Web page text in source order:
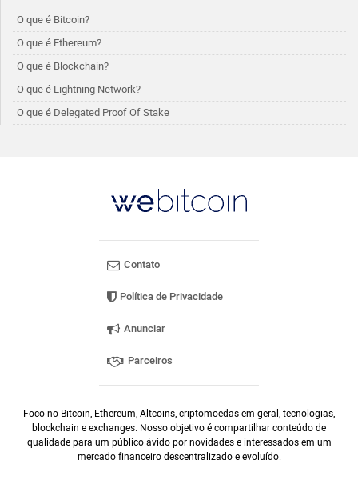
O que é Bitcoin?
O que é Ethereum?
O que é Blockchain?
O que é Lightning Network?
O que é Delegated Proof Of Stake
Contato
Política de Privacidade
Anunciar
Parceiros
Foco no Bitcoin, Ethereum, Altcoins, criptomoedas em geral, tecnologias,
blockchain e exchanges. Nosso objetivo é compartilhar conteúdo de
qualidade para um público ávido por novidades e interessados em um
mercado financeiro descentralizado e evoluído.